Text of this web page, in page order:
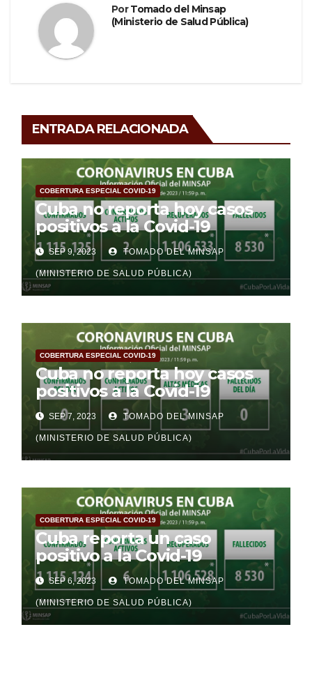
PorTomado del Minsap
(Ministerio de Salud Pública)
ENTRADA RELACIONADA
COBERTURA ESPECIAL COVID-19
Cuba no reporta hoy casos
positivos a la Covid-19
SEP 9, 2023 TOMADO DEL MINSAP
(MINISTERIO DE SALUD PÚBLICA)
COBERTURA ESPECIAL COVID-19
Cuba no reporta hoy casos
positivos a la Covid-19
SEP 7, 2023 TOMADO DEL MINSAP
(MINISTERIO DE SALUD PÚBLICA)
COBERTURA ESPECIAL COVID-19
Cuba reporta un caso
positivo a la Covid-19
SEP 6, 2023 TOMADO DEL MINSAP
(MINISTERIO DE SALUD PÚBLICA)